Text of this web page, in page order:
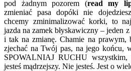
pod żadnym pozorem (read my
zmieniać pasa dopóki nie
chcemy zminimalizować korki, to
jazda na zamek błyskawiczny – jeden
i tak na zmianę. Chamie na prawym,
zjechać na Twój pas, na jego końcu,
SPOWALNIAJ RUCHU
jesteś mądrzejszy. Nie jesteś. Jest o